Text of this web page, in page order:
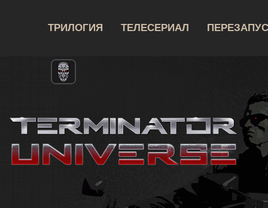
ТРИЛОГИЯ ТЕЛЕСЕРИАЛ